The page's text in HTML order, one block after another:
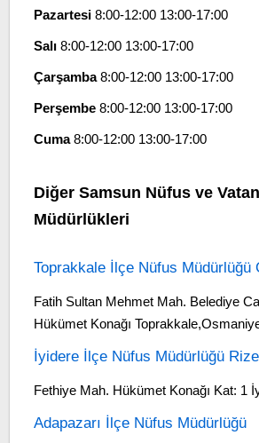
Pazartesi8:00-12:00 13:00-17:00
Salı8:00-12:00 13:00-17:00
Çarşamba8:00-12:00 13:00-17:00
Perşembe8:00-12:00 13:00-17:00
Cuma8:00-12:00 13:00-17:00
Diğer Samsun Nüfus ve
Müdürlükleri
Toprakkale İlçe Nüfus Müdürlüğü
Fatih Sultan Mehmet Mah. Belediye
Hükümet Konağı
İyidere İlçe Nüfus Müdürlüğü Rize
Fethiye Mah. Hükümet Konağı Kat: 1
Adapazarı İlçe Nüfus Müdürlüğü